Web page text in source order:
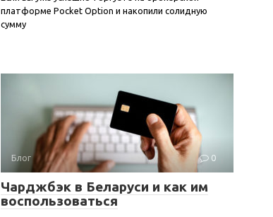
платформе Pocket Option и накопили солидную
сумму
Блог 0
Чарджбэк в Беларуси и как им
воспользоваться